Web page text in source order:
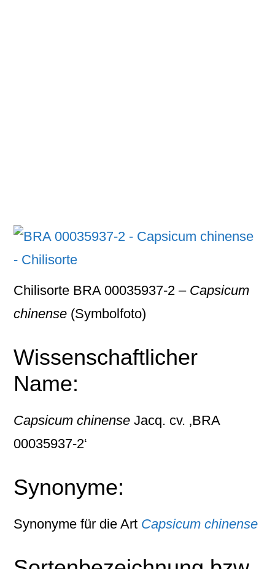
Chilisorte BRA 00035937-2 – Capsicum
chinense (Symbolfoto)
Wissenschaftlicher
Name:
Capsicum chinense Jacq. cv. ‚BRA
00035937-2‘
Synonyme:
Synonyme für die Art Capsicum chinense